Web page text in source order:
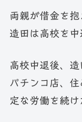
両親が借金を
造田は高校を中
高校中退後、造
パチンコ店、
定な労働を続け